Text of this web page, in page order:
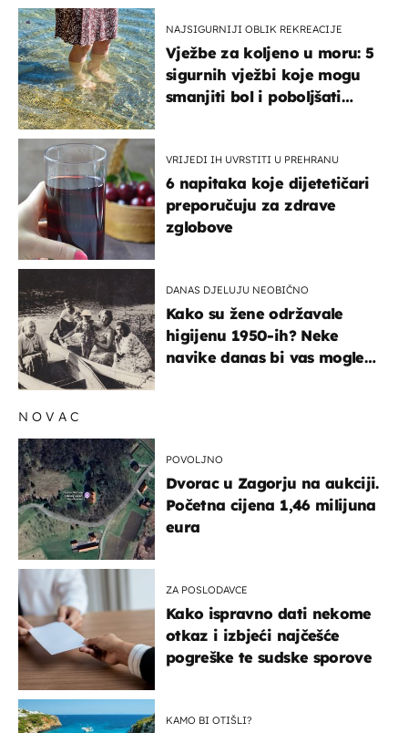
NAJSIGURNIJI OBLIK REKREACIJE
Vježbe za koljeno u moru: 5
sigurnih vježbi koje mogu
smanjiti bol i poboljšati
VRIJEDI IH UVRSTITI U PREHRANU
6 napitaka koje dijetetičari
preporučuju za zdrave
zglobove
DANAS DJELUJU NEOBIČNO
Kako su žene održavale
higijenu 1950-ih? Neke
navike danas bi vas mogle
NOVAC
POVOLJNO
Dvorac u Zagorju na aukciji.
Početna cijena 1,46 milijuna
eura
ZA POSLODAVCE
Kako ispravno dati nekome
otkaz i izbjeći najčešće
pogreške te sudske sporove
KAMO BI OTIŠLI?